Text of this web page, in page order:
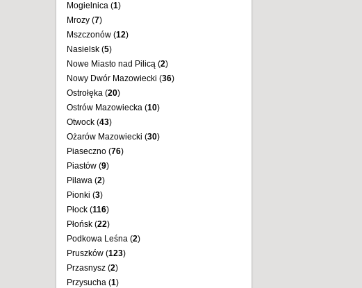
Mogielnica (1)
Mrozy (7)
Mszczonów (12)
Nasielsk (5)
Nowe Miasto nad Pilicą (2)
Nowy Dwór Mazowiecki (36)
Ostrołęka (20)
Ostrów Mazowiecka (10)
Otwock (43)
Ożarów Mazowiecki (30)
Piaseczno (76)
Piastów (9)
Pilawa (2)
Pionki (3)
Płock (116)
Płońsk (22)
Podkowa Leśna (2)
Pruszków (123)
Przasnysz (2)
Przysucha (1)